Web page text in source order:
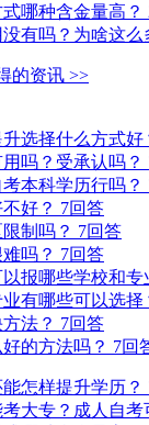
哪种含金量高？
有吗？为啥这么
的资讯 >>
选择什么方式好
吗？受承认吗？
本科学历行吗？
好？ 7回答
制吗？ 7回答
吗？ 7回答
报哪些学校和专
有哪些可以选择
法？ 7回答
的方法吗？ 7回
怎样提升学历？
大专？成人自考